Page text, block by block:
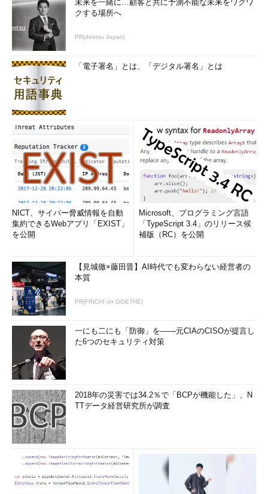
未来を一緒に…顧客と共に予測不能な未来をワクワ
クする場所へ
PR(dentsu Japan)
「電子署名」とは、「デジタル署名」とは
NICT、サイバー脅威情報を自動
集約できるWebアプリ「EXIST」
を公開
Microsoft、プログラミング言語
「TypeScript 3.4」のリリース候
補版（RC）を公開
【見城徹×藤田晋】AI時代でも変わらない経営者の
本質
PR(FINCHI on GOETHE)
一にも二にも「防御」を――元CIAのCISOが提言し
た6つのセキュリティ対策
2018年の災害では34.2％で「BCPが機能した」、N
TTデータ経営研究所が調査